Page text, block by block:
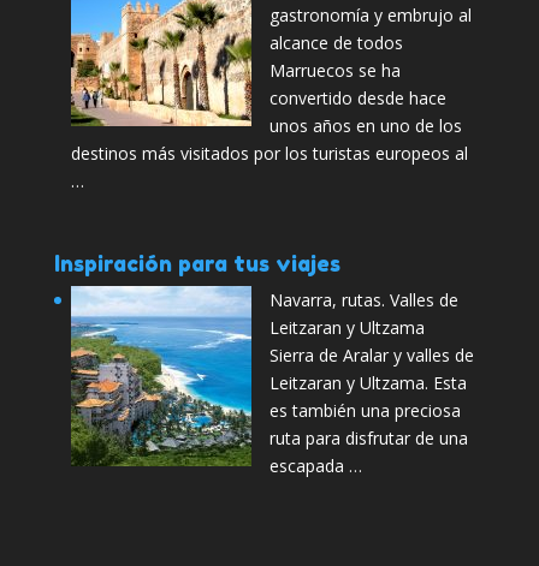
gastronomía y embrujo al
alcance de todos
Marruecos se ha
convertido desde hace
unos años en uno de los
destinos más visitados por los turistas europeos al
…
Inspiración para tus viajes
Navarra, rutas. Valles de
Leitzaran y Ultzama
Sierra de Aralar y valles de
Leitzaran y Ultzama. Esta
es también una preciosa
ruta para disfrutar de una
escapada …